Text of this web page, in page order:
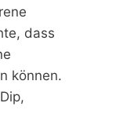
dass
können.